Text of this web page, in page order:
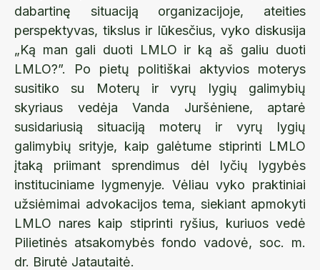
dabartinę situaciją organizacijoje, ateities
perspektyvas, tikslus ir lūkesčius, vyko diskusija
„Ką man gali duoti LMLO ir ką aš galiu duoti
LMLO?”. Po pietų politiškai aktyvios moterys
susitiko su Moterų ir vyrų lygių galimybių
skyriaus vedėja Vanda Juršėniene, aptarė
susidariusią situaciją moterų ir vyrų lygių
galimybių srityje, kaip galėtume stiprinti LMLO
įtaką priimant sprendimus dėl lyčių lygybės
instituciniame lygmenyje. Vėliau vyko praktiniai
užsiėmimai advokacijos tema, siekiant apmokyti
LMLO nares kaip stiprinti ryšius, kuriuos vedė
Pilietinės atsakomybės fondo vadovė, soc. m.
dr. Birutė Jatautaitė.